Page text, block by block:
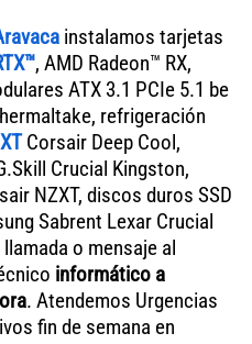
instalamos tarjetas
, AMD Radeon™ RX,
ATX 3.1 PCIe 5.1 be
refrigeración
Corsair Deep Cool,
Crucial Kingston,
NZXT, discos duros SSD
Sabrent Lexar Crucial
o mensaje al
informático a
. Atendemos Urgencias
fin de semana en